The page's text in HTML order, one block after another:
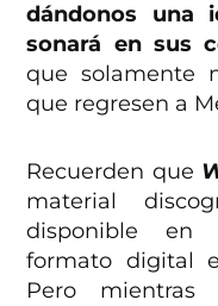
dándonos una
sonará en sus
que solamente
que regresen a
Recuerden que
material
disponible en
formato digital
Pero